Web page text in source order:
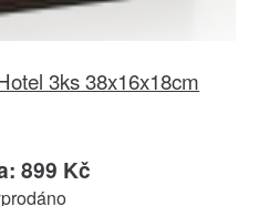
3ks 38x16x18cm
899 Kč